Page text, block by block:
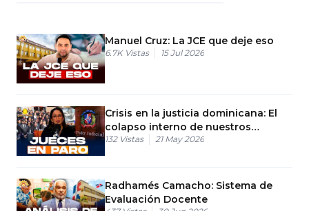
Manuel Cruz: La JCE que deje eso
6.7K Vistas 15 Jul 2026
Crisis en la justicia dominicana: El
colapso interno de nuestros
tribunales
132 Vistas 21 May 2026
Radhamés Camacho: Sistema de
Evaluación Docente